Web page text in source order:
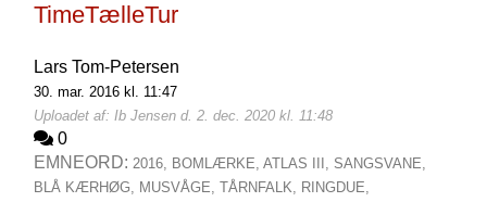
TimeTælleTur
Lars Tom-Petersen
30. mar. 2016 kl. 11:47
Uploadet af: Ib Jensen d. 2. dec. 2020 kl. 11:48
0
EMNEORD: 2016, BOMLÆRKE, ATLAS III, SANGSVANE,
BLÅ KÆRHØG, MUSVÅGE, TÅRNFALK, RINGDUE,